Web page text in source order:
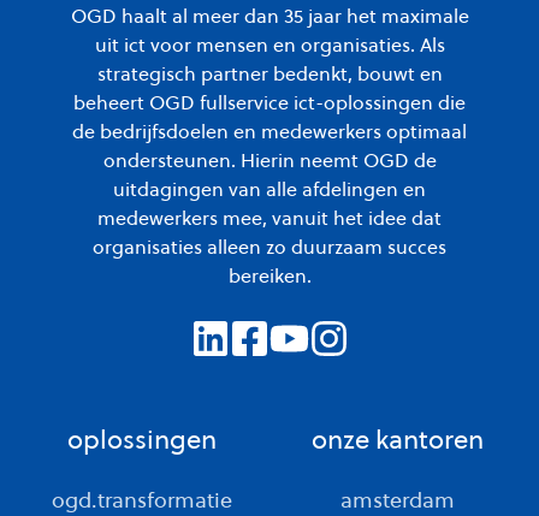
OGD haalt al meer dan 35 jaar het maximale
uit ict voor mensen en organisaties. Als
strategisch partner bedenkt, bouwt en
beheert OGD fullservice ict-oplossingen die
de bedrijfsdoelen en medewerkers optimaal
ondersteunen. Hierin neemt OGD de
uitdagingen van alle afdelingen en
medewerkers mee, vanuit het idee dat
organisaties alleen zo duurzaam succes
bereiken.
oplossingen
ogd.transformatie
onze kantoren
amsterdam